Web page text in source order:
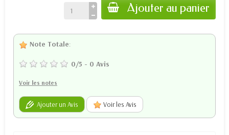
Ajouter au panier
Note Totale:
0/5 - 0 Avis
Voir les notes
Ajouter un Avis Voir les Avis